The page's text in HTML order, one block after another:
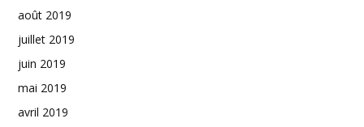
août 2019
juillet 2019
juin 2019
mai 2019
avril 2019